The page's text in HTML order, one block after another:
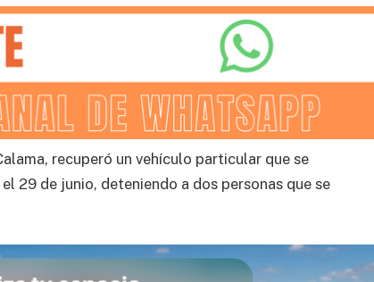
recuperó un vehículo particular que se
29 de junio, deteniendo a dos personas que se